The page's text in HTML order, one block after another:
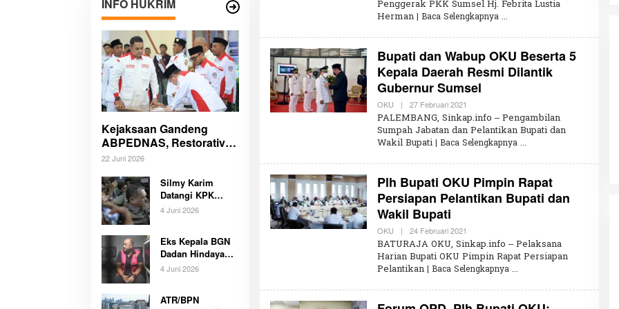
INFO HUKRIM
Kejaksaan Gandeng
ABPEDNAS, Restorative
Justice Kini Menjangkau
22 Juni 2026
Silmy Karim
Datangi KPK
Malam Hari, OTT
Memanas
4 Juni 2026
Eks Kepala BGN
Dadan Hindayana
Ditahan, Dugaan
Terungkap
4 Juni 2026
ATR/BPN
H
U
A
W
R
A
H
Penggerak PKK Sumsel Hj. Febrita Lustia
Herman | Baca Selengkapnya
Bupati dan Wabup OKU Beserta 5
Kepala Daerah Resmi Dilantik
Gubernur Sumsel
OKU | 27 Februari 2021
L
E
H
U
A
W
R
PALEMBANG, Sinkap.info – Pengambilan
Sumpah Jabatan dan Pelantikan Bupati dan
Wakil Bupati | Baca Selengkapnya
Plh Bupati OKU Pimpin Rapat
Persiapan Pelantikan Bupati dan
Wakil Bupati
OKU | 24 Februari 2021
L
E
H
U
A
BATURAJA OKU, Sinkap.info – Pelaksana
Harian Bupati OKU Pimpin Rapat Persiapan
Pelantikan | Baca Selengkapnya
Partisipasi Pemuda dalam
Pelayanan Sukarela Internasional
Diadakan di Nanjing
Di GLOBAL, VIDEO | 18 Januari 2024